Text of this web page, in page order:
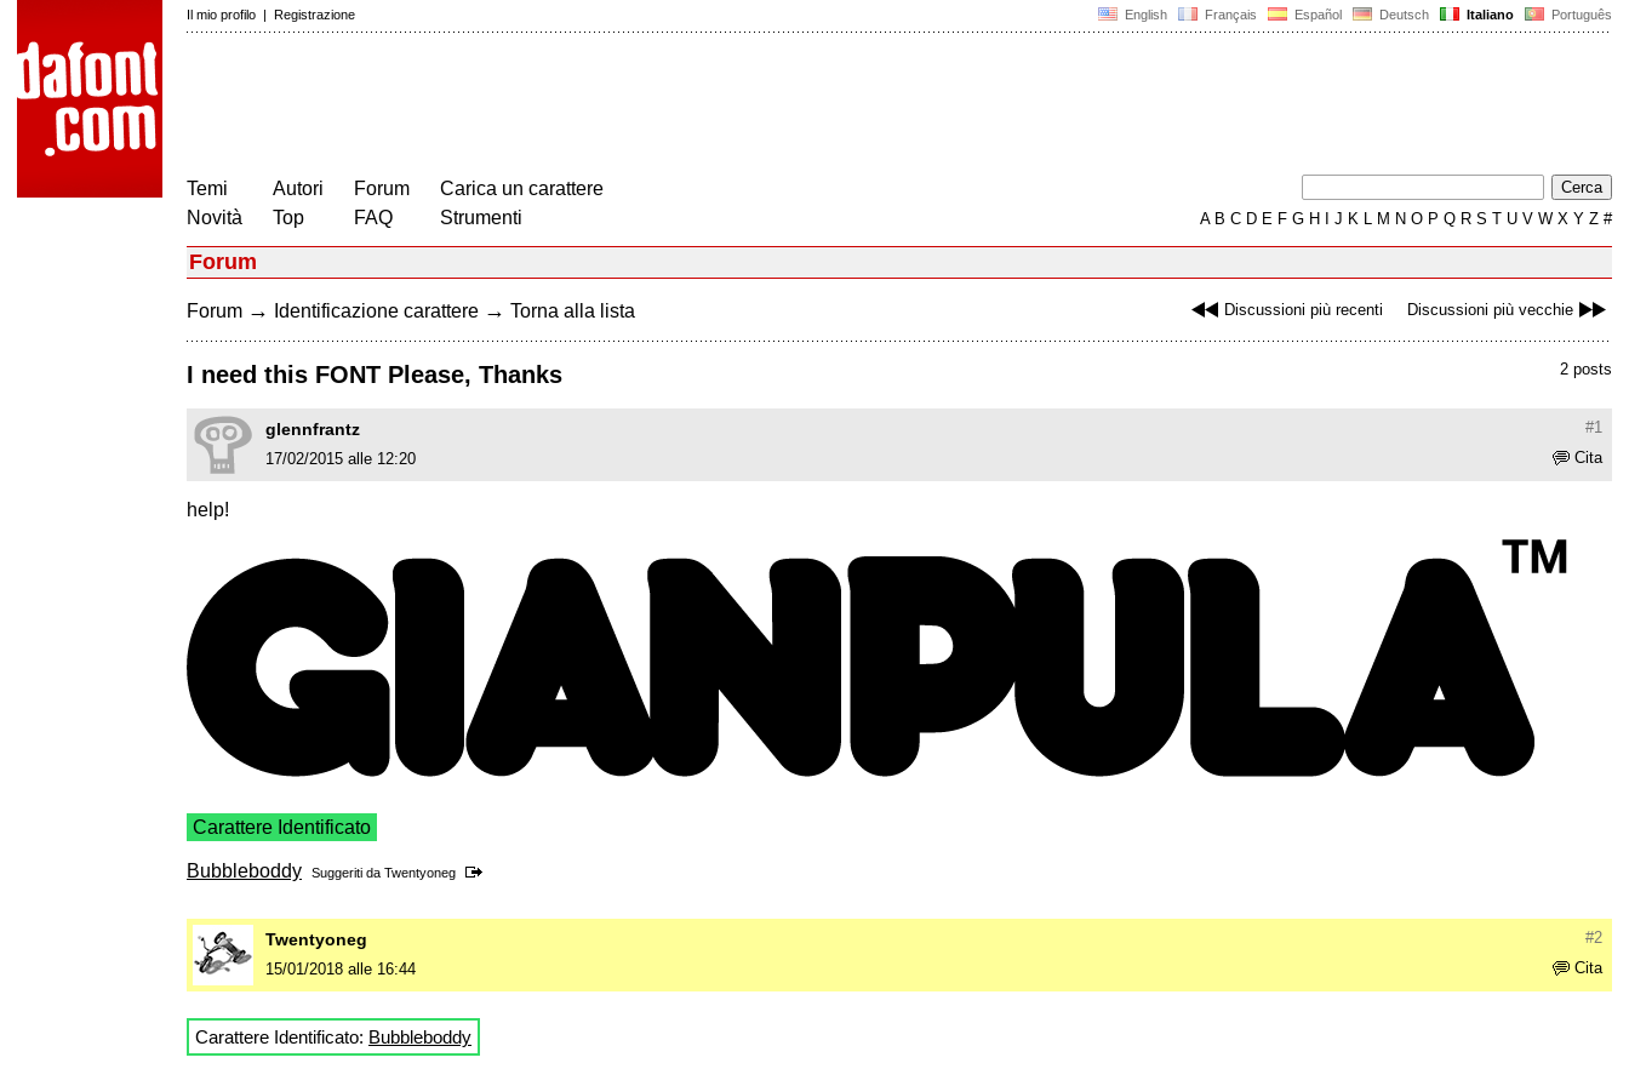
English Français Español Deutsch Italiano Português
Il mio profilo | Registrazione
Temi
Novità
Autori
Top
Forum
FAQ
Carica un carattere
Strumenti
AB C D E F G H J K L M N O P Q R S T U V W X Y Z #
Forum
Discussioni più recenti Discussioni più vecchie
Forum → Identificazione carattere → Torna alla lista
2 posts
I need this FONT Please, Thanks
#1
glennfrantz
Cita
17/02/2015 alle 12:20
help!
Carattere Identificato
Bubbleboddy Suggeriti da Twentyoneg
#2
Twentyoneg
Cita
15/01/2018 alle 16:44
Carattere Identificato: Bubbleboddy